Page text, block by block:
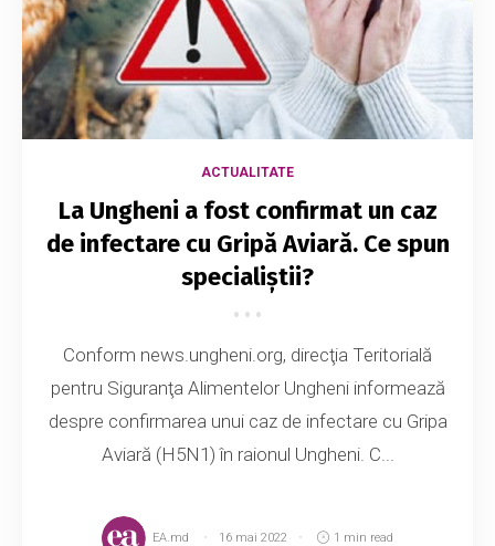
ACTUALITATE
La Ungheni a fost confirmat un caz
de infectare cu Gripă Aviară. Ce spun
specialiștii?
Conform news.ungheni.org, direcţia Teritorială
pentru Siguranţa Alimentelor Ungheni informează
despre confirmarea unui caz de infectare cu Gripa
Aviară (H5N1) în raionul Ungheni. C...
EA.md 16 mai 2022 1 min read